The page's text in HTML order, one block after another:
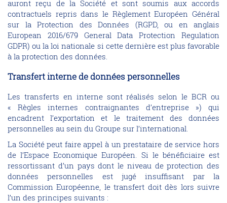
auront reçu de la Société et sont soumis aux accords
contractuels repris dans le Règlement Européen Général
sur la Protection des Données (RGPD, ou en anglais
European 2016/679 General Data Protection Regulation
GDPR) ou la loi nationale si cette dernière est plus favorable
à la protection des données.
Transfert interne de données personnelles
Les transferts en interne sont réalisés selon le BCR ou
« Règles internes contraignantes d’entreprise ») qui
encadrent l’exportation et le traitement des données
personnelles au sein du Groupe sur l’international.
La Société peut faire appel à un prestataire de service hors
de l’Espace Economique Européen. Si le bénéficiaire est
ressortissant d’un pays dont le niveau de protection des
données personnelles est jugé insuffisant par la
Commission Européenne, le transfert doit dès lors suivre
l’un des principes suivants :